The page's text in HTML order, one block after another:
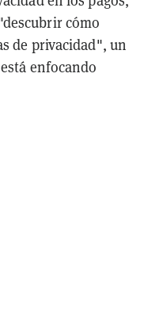
cómo
de privacidad", un
enfocando